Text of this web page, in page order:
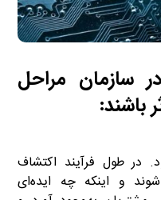
سازمان مراحل
باشند:
در طول فرآیند اکتشاف
و اینکه چه ایده‌ای